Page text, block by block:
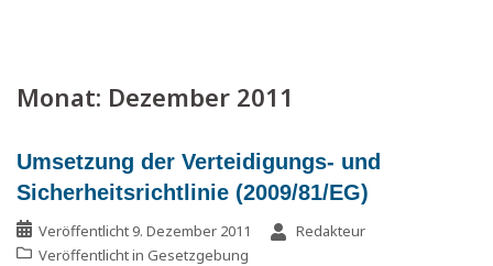
Monat: Dezember 2011
Umsetzung der Verteidigungs- und
Sicherheitsrichtlinie (2009/81/EG)
Veröffentlicht9. Dezember 2011
Redakteur
Veröffentlicht in Gesetzgebung